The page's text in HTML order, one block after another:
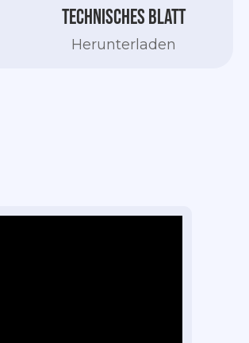
Technisches Blatt
Herunterladen